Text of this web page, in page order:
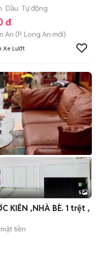
Dầu Tự động
đ
An (P. Long An mới)
Xe Lướt
5
KIỂN ,NHÀ BÈ. 1 trệt ,
tiền